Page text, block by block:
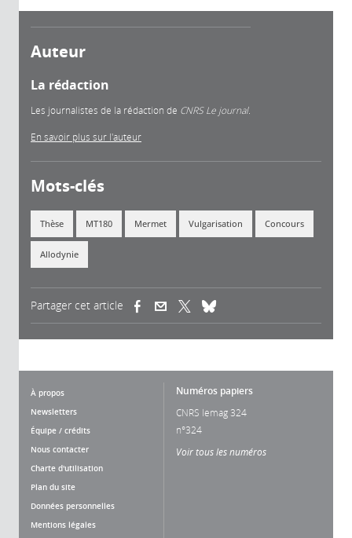
Auteur
La rédaction
Les journalistes de la rédaction de CNRS Le journal.
En savoir plus sur l'auteur
Mots-clés
Thèse MT180 Mermet Vulgarisation Concours
Allodynie
Partager cet article (link is external)(link is external)
À propos
Newsletters
Équipe / crédits
Nous contacter
Charte d'utilisation
Plan du site
Données personnelles
Mentions légales
Numéros papiers
CNRS lemag 324
n°324
Voir tous les numéros